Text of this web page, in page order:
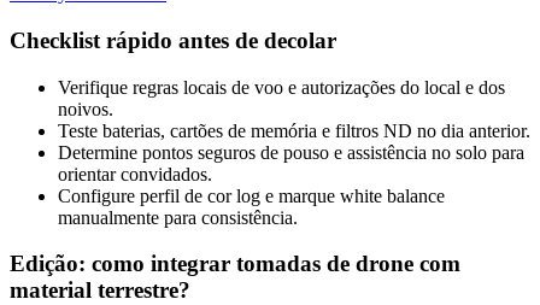
Checklist rápido antes de decolar
Verifique regras locais de voo e autorizações do local e dos
noivos.
Teste baterias, cartões de memória e filtros ND no dia anterior.
Determine pontos seguros de pouso e assistência no solo para
orientar convidados.
Configure perfil de cor log e marque white balance
manualmente para consistência.
Edição: como integrar tomadas de drone com
material terrestre?